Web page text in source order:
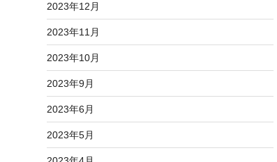
2023年12月
2023年11月
2023年10月
2023年9月
2023年6月
2023年5月